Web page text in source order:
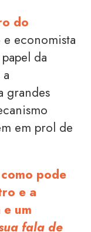
do
economista
da
grandes
em prol de
pode
e a
um
fala de